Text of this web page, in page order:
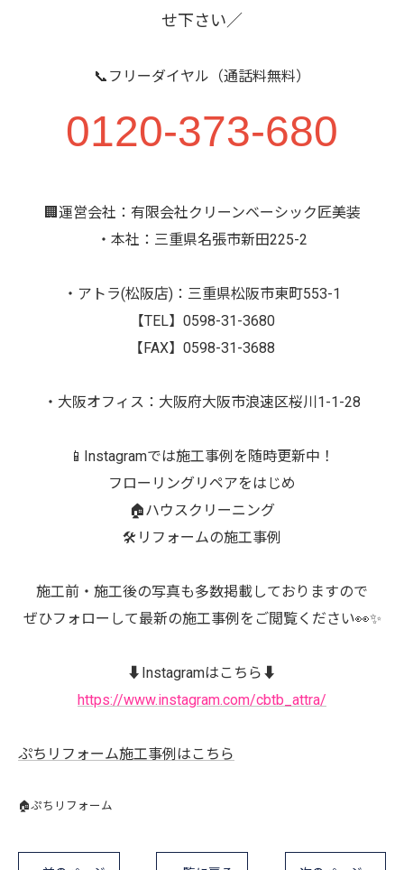
せ下さい／
📞フリーダイヤル（通話料無料）
0120-373-680
🏢運営会社：有限会社クリーンベーシック匠美装
・本社：三重県名張市新田225-2
・アトラ(松阪店)：三重県松阪市東町553-1
【TEL】0598-31-3680
【FAX】0598-31-3688
・大阪オフィス：大阪府大阪市浪速区桜川1-1-28
📱Instagramでは施工事例を随時更新中！
フローリングリペアをはじめ
🏠ハウスクリーニング
🛠️リフォームの施工事例
施工前・施工後の写真も多数掲載しておりますので
ぜひフォローして最新の施工事例をご閲覧ください👀✨
⬇️Instagramはこちら⬇️
https://www.instagram.com/cbtb_attra/
ぷちリフォーム施工事例はこちら
🏠ぷちリフォーム